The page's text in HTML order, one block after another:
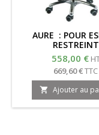
AURE : POUR
RESTREINT
558,00 €
669,60 €TTC
 Ajouter au